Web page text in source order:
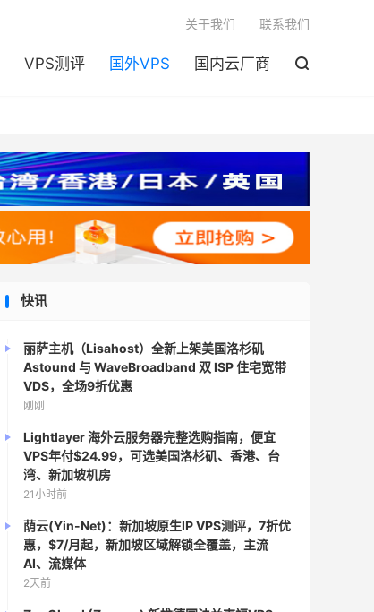
VPS测评 国外VPS 国内云厂商 
关于我们 联系我们
快讯
丽萨主机（Lisahost）全新上架美国洛杉矶
Astound 与 WaveBroadband 双 ISP 住宅宽带
VDS，全场9折优惠
刚刚
Lightlayer 海外云服务器完整选购指南，便宜
VPS年付$24.99，可选美国洛杉矶、香港、台
湾、新加坡机房
21小时前
荫云(Yin-Net)：新加坡原生IP VPS测评，7折优
惠，$7/月起，新加坡区域解锁全覆盖，主流
AI、流媒体
2天前